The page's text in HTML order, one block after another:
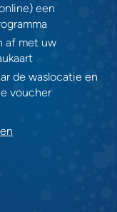
een
af met uw
de waslocatie en
voucher